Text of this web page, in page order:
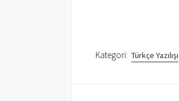
Kategori: Türkçe Yazılışı